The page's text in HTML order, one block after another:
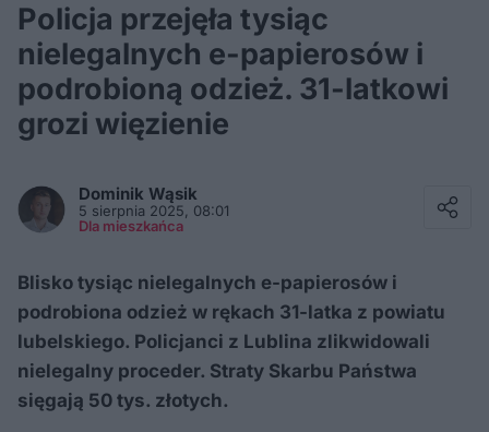
Policja przejęła tysiąc
nielegalnych e-papierosów i
podrobioną odzież. 31-latkowi
grozi więzienie
Dominik Wąsik
5 sierpnia 2025, 08:01
Dla mieszkańca
Blisko tysiąc nielegalnych e-papierosów i
podrobiona odzież w rękach 31-latka z powiatu
lubelskiego. Policjanci z Lublina zlikwidowali
nielegalny proceder. Straty Skarbu Państwa
sięgają 50 tys. złotych.